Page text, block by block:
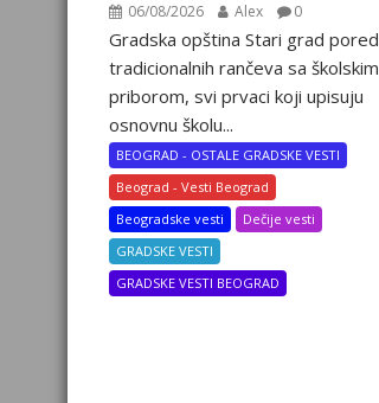
06/08/2026 Alex 0
Gradska opština Stari grad pored
tradicionalnih rančeva sa školskim
priborom, svi prvaci koji upisuju
osnovnu školu...
BEOGRAD - OSTALE GRADSKE VESTI
Beograd - Vesti Beograd
Beogradske vesti
Dečije vesti
GRADSKE VESTI
GRADSKE VESTI BEOGRAD